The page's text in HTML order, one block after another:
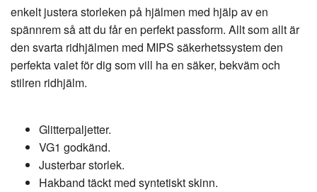
enkelt justera storleken på hjälmen med hjälp av en
spännrem så att du får en perfekt passform. Allt som allt är
den svarta ridhjälmen med MIPS säkerhetssystem den
perfekta valet för dig som vill ha en säker, bekväm och
stilren ridhjälm.
Glitterpaljetter.
VG1 godkänd.
Justerbar storlek.
Hakband täckt med syntetiskt skinn.